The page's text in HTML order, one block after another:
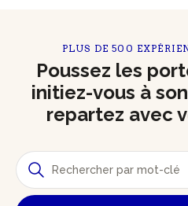
PLUS DE 500
Poussez les
initiez-vous à
repartez avec